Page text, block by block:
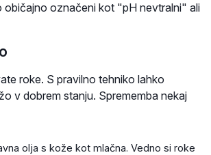
običajno označeni kot "pH nevtralni" ali
roke. S pravilno tehniko lahko
v dobrem stanju. Sprememba nekaj
olja s kože kot mlačna. Vedno si roke